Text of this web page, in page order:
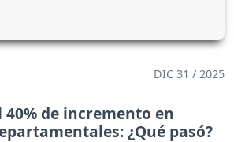
DIC 31 / 2025
40% de incremento en
¿Qué pasó?